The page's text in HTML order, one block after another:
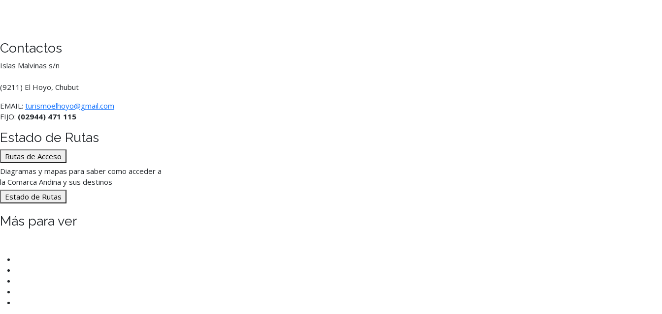
Contactos
Islas Malvinas s/n
(9211) El Hoyo, Chubut
EMAIL: turismoelhoyo@gmail.com
FIJO: (02944) 471 115
Estado de Rutas
Rutas de Acceso
Diagramas y mapas para saber como acceder a
la Comarca Andina y sus destinos
Estado de Rutas
Más para ver